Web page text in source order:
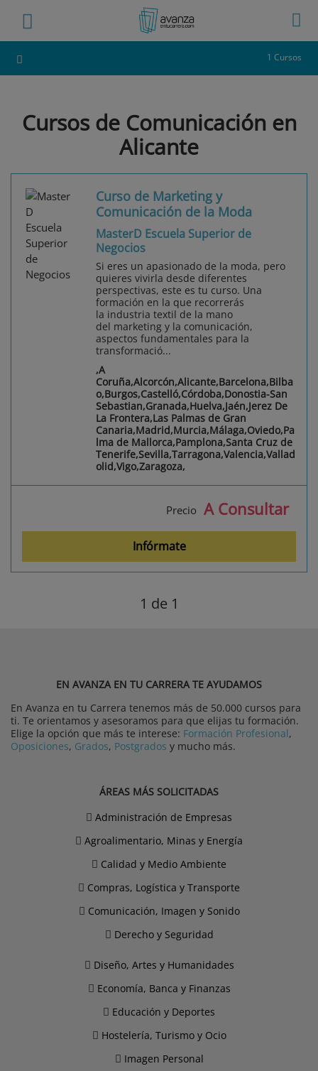
1 Cursos
Cursos de Comunicación en
Alicante
Curso de Marketing y
Comunicación de la Moda
MasterD Escuela Superior de
Negocios
Si eres un apasionado de la moda, pero
quieres vivirla desde diferentes
perspectivas, este es tu curso. Una
formación en la que recorrerás
la industria textil de la mano
del marketing y la comunicación,
aspectos fundamentales para la
transformació...
,A
Coruña,Alcorcón,Alicante,Barcelona,Bilba
o,Burgos,Castelló,Córdoba,Donostia-San
Sebastian,Granada,Huelva,Jaén,Jerez De
La Frontera,Las Palmas de Gran
Canaria,Madrid,Murcia,Málaga,Oviedo,Pa
lma de Mallorca,Pamplona,Santa Cruz de
Tenerife,Sevilla,Tarragona,Valencia,Vallad
olid,Vigo,Zaragoza,
Precio A Consultar
Infórmate
1 de 1
EN AVANZA EN TU CARRERA TE AYUDAMOS
En Avanza en tu Carrera tenemos más de 50.000 cursos para
ti. Te orientamos y asesoramos para que elijas tu formación.
Elige la opción que más te interese: Formación Profesional,
Oposiciones, Grados, Postgrados y mucho más.
ÁREAS MÁS SOLICITADAS
Administración de Empresas
Agroalimentario, Minas y Energía
Calidad y Medio Ambiente
Compras, Logística y Transporte
Comunicación, Imagen y Sonido
Derecho y Seguridad
Diseño, Artes y Humanidades
Economía, Banca y Finanzas
Educación y Deportes
Hostelería, Turismo y Ocio
Imagen Personal